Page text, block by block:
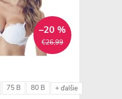
€26,99
–20 %
75 B 80 B + ďalšie